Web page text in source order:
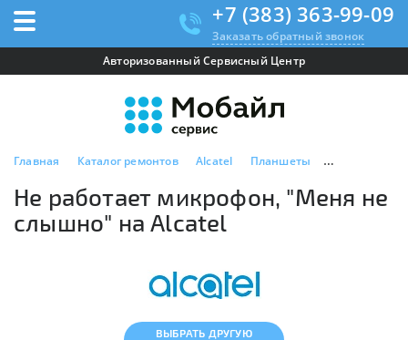
+7 (383) 363-99-09
Заказать обратный звонок
Авторизованный Сервисный Центр
Главная Каталог ремонтов Alcatel Планшеты Не работает
Не работает микрофон, "Меня не
слышно" на Alcatel
ВЫБРАТЬ ДРУГУЮ